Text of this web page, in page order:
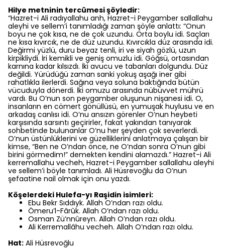
Hilye metninin tercümesi şöyledir:
“Hazret-i Ali radıyallahu anh, Hazret-i Peygamber sallallahu
aleyhi ve sellem’i tanımladığı zaman şöyle anlattı: “Onun
boyu ne çok kısa, ne de çok uzundu. Orta boylu idi. Saçları
ne kısa kıvırcık, ne de düz uzundu. Kıvırcıkla düz arasında idi.
Değirmi yüzlü, duru beyaz tenli, iri ve siyah gözlü, uzun
kirpikliydi. İri kemikli ve geniş omuzlu idi. Göğsü, ortasından
karnına kadar kılsızdı. İki avucu ve tabanları dolgundu. Düz
değildi. Yürüdüğü zaman sanki yokuş aşağı iner gibi
rahatlıkla ilerlerdi. Sağına veya soluna baktığında bütün
vücuduyla dönerdi. İki omuzu arasında nübüvvet mührü
vardı. Bu O’nun son peygamber oluşunun nişanesi idi. O,
insanların en cömert gönüllüsü, en yumuşak huylusu ve en
arkadaş canlısı idi. O’nu ansızın görenler O’nun heybeti
karşısında sarsıntı geçirirler, fakat yakından tanıyarak
sohbetinde bulunanlar O’nu her şeyden çok severlerdi.
O’nun üstünlüklerini ve güzelliklerini anlatmaya çalışan bir
kimse, “Ben ne O’ndan önce, ne O’ndan sonra O’nun gibi
birini görmedim!” demekten kendini alamazdı.” Hazret-i Ali
kerremallahu vecheh, Hazret-i Peygamber sallallahu aleyhi
ve sellem’i böyle tanımladı. Ali Hüsrevoğlu da O’nun
şefaatine nail olmak için onu yazdı.
Köşelerdeki Hulefa-yı Raşidin isimleri:
Ebu Bekr Sıddıyk. Allah O’ndan razı oldu.
Ömeru’l-Fârûk. Allah O’ndan razı oldu.
Osman Zü’nnûreyn. Allah O’ndan razı oldu.
Ali Kerremallâhu vecheh. Allah O’ndan razı oldu.
Hat: Ali Hüsrevoğlu